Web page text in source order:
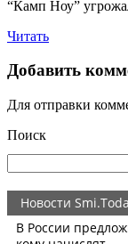
“Камп Ноу”
Читать
Добавить
Для отправки
Поиск